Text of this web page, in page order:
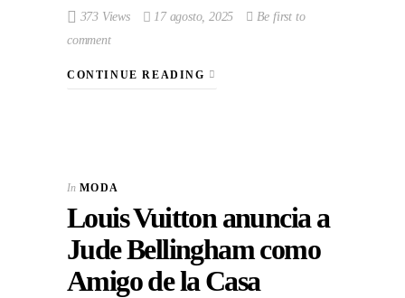
373 Views 17 agosto, 2025
Be first to
comment
CONTINUE READING
In MODA
Louis Vuitton anuncia a
Jude Bellingham como
Amigo de la Casa